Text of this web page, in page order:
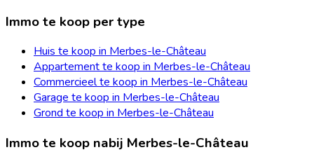
Immo te koop per type
Huis te koop in Merbes-le-Château
Appartement te koop in Merbes-le-Château
Commercieel te koop in Merbes-le-Château
Garage te koop in Merbes-le-Château
Grond te koop in Merbes-le-Château
Immo te koop nabij Merbes-le-Château